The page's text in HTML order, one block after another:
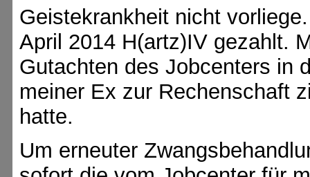
Geistekrankheit nicht
April 2014 H(artz)IV gezahlt.
Gutachten des Jobcenters in
meiner Ex zur Rechenschaft
hatte.
Um erneuter